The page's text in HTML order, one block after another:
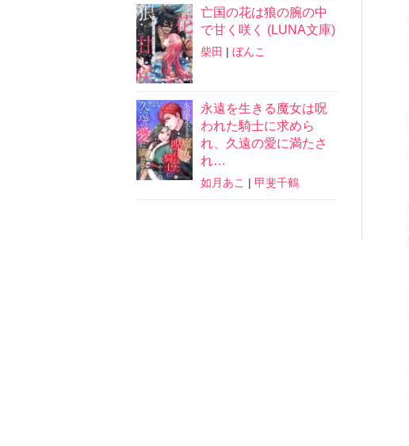
亡国の花は狼の腕の中
で甘く咲く (LUNA文庫)
柴田 |ぼんこ
永遠を生きる魔女は呪
われた騎士に求めら
れ、久遠の愛に満たさ
れ…
如月あこ | 甲斐千鶴